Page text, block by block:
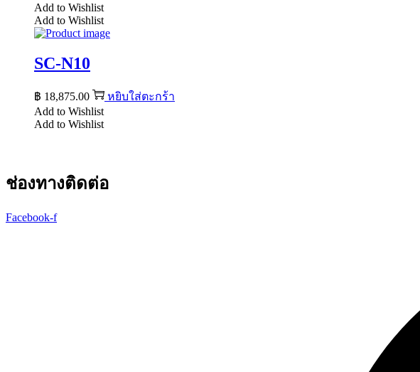
Add to Wishlist
Add to Wishlist
SC-N10
฿ 18,875.00
หยิบใส่ตะกร้า
Add to Wishlist
Add to Wishlist
ช่องทางติดต่อ
Facebook-f